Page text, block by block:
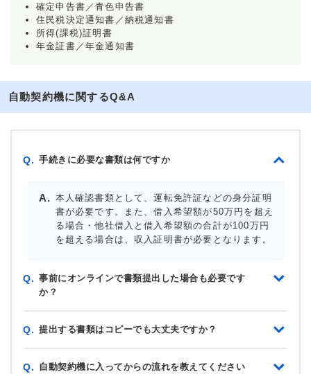
確定申告書／青色申告書
住民税決定通知書／納税通知書
所得(課税)証明書
年金証書／年金通知書
自動契約機に関するQ&A
Q. 手続きに必要な書類は何ですか
本人確認書類として、運転免許証などの身分証明
書が必要です。また、借入希望額が50万円を超え
る場合・他社借入と借入希望額の合計が100万円
を超える場合は、収入証明書が必要となります。
Q. 事前にオンラインで書類提出した場合も必要です
か？
Q. 提出する書類はコピーでも大丈夫ですか？
Q. 自動契約機に入ってからの流れを教えてください